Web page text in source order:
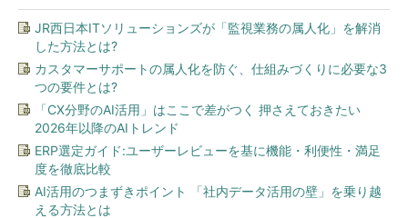
JR西日本ITソリューションズが「監視業務の属人化」を解消
した方法とは?
カスタマーサポートの属人化を防ぐ、仕組みづくりに必要な3
つの要件とは?
「CX分野のAI活用」はここで差がつく 押さえておきたい
2026年以降のAIトレンド
ERP選定ガイド:ユーザーレビューを基に機能・利便性・満足
度を徹底比較
AI活用のつまずきポイント 「社内データ活用の壁」を乗り越
える方法とは